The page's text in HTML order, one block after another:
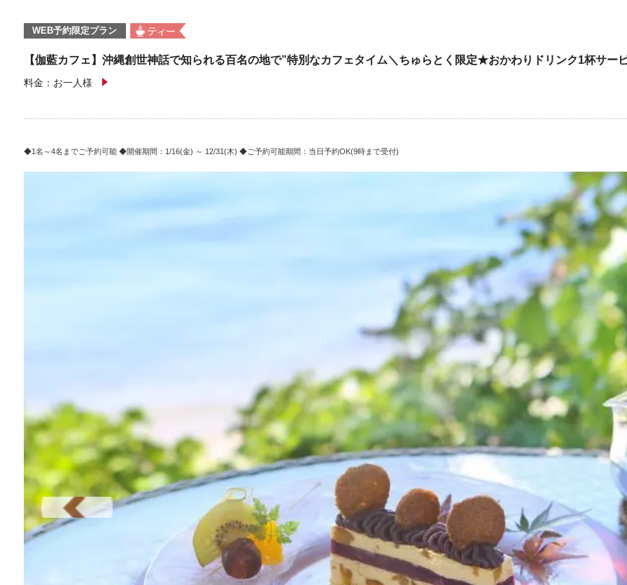
WEB予約限定プラン
【伽藍カフェ】沖縄創世神話で知られる百名の地で”特別なカフェタイム＼ちゅらとく限定★おかわりドリンク1杯サ
料金：お一人様
1名～4名までご予約可能 開催期間：1/16(金) ～ 12/31(木) ご予約可能期間：当日予約OK(9時まで受付)
Previous